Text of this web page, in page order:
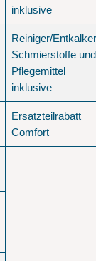
inklusive
Reiniger/
Schmierstoffe und
Pflegemittel
inklusive
Ersatzteilrabatt
Comfort